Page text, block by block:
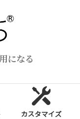
になる
カスタマイズ